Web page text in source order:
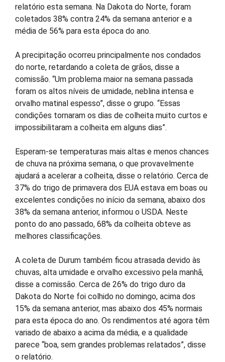
relatório esta semana. Na Dakota do Norte, foram
coletados 38% contra 24% da semana anterior e a
média de 56% para esta época do ano.
A precipitação ocorreu principalmente nos condados
do norte, retardando a coleta de grãos, disse a
comissão. “Um problema maior na semana passada
foram os altos níveis de umidade, neblina intensa e
orvalho matinal espesso”, disse o grupo. “Essas
condições tornaram os dias de colheita muito curtos e
impossibilitaram a colheita em alguns dias”.
Esperam-se temperaturas mais altas e menos chances
de chuva na próxima semana, o que provavelmente
ajudará a acelerar a colheita, disse o relatório. Cerca de
37% do trigo de primavera dos EUA estava em boas ou
excelentes condições no início da semana, abaixo dos
38% da semana anterior, informou o USDA. Neste
ponto do ano passado, 68% da colheita obteve as
melhores classificações.
A coleta de Durum também ficou atrasada devido às
chuvas, alta umidade e orvalho excessivo pela manhã,
disse a comissão. Cerca de 26% do trigo duro da
Dakota do Norte foi colhido no domingo, acima dos
15% da semana anterior, mas abaixo dos 45% normais
para esta época do ano. Os rendimentos até agora têm
variado de abaixo a acima da média, e a qualidade
parece “boa, sem grandes problemas relatados”, disse
o relatório.